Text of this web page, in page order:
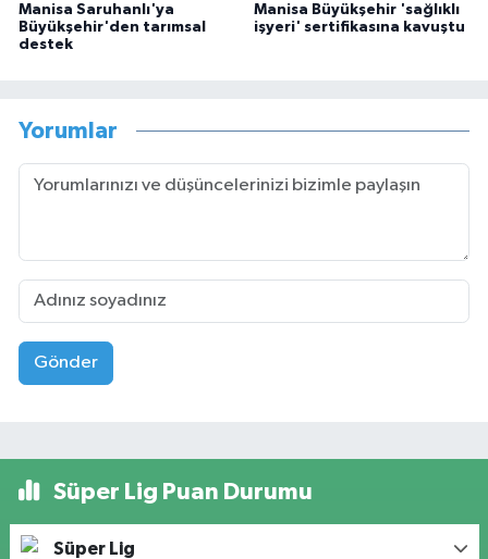
Manisa Saruhanlı'ya
Büyükşehir'den tarımsal
destek
Manisa Büyükşehir 'sağlıklı
işyeri' sertifikasına kavuştu
Yorumlar
Gönder
Süper Lig Puan Durumu
Süper Lig